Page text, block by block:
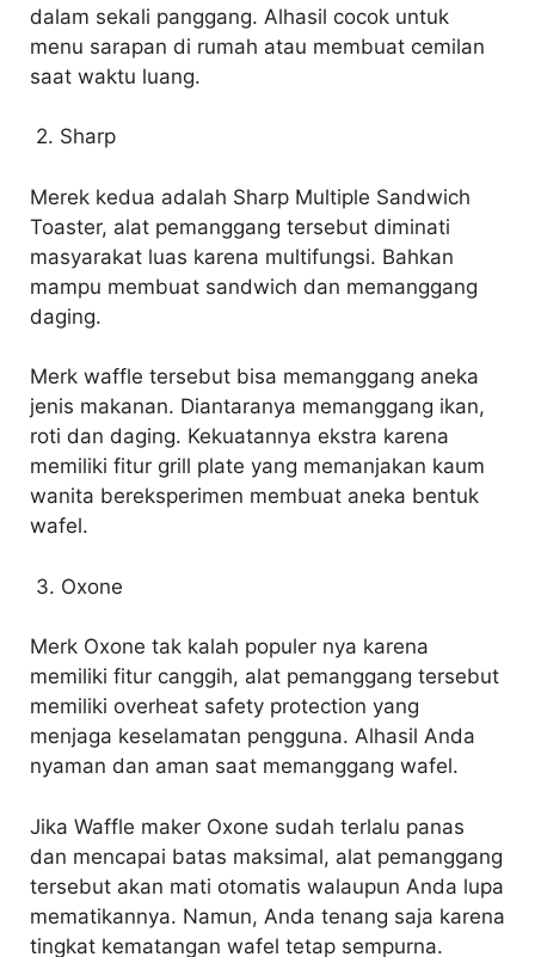
dalam sekali panggang. Alhasil cocok untuk
menu sarapan di rumah atau membuat cemilan
saat waktu luang.
2. Sharp
Merek kedua adalah Sharp Multiple Sandwich
Toaster, alat pemanggang tersebut diminati
masyarakat luas karena multifungsi. Bahkan
mampu membuat sandwich dan memanggang
daging.
Merk waffle tersebut bisa memanggang aneka
jenis makanan. Diantaranya memanggang ikan,
roti dan daging. Kekuatannya ekstra karena
memiliki fitur grill plate yang memanjakan kaum
wanita bereksperimen membuat aneka bentuk
wafel.
3. Oxone
Merk Oxone tak kalah populer nya karena
memiliki fitur canggih, alat pemanggang tersebut
memiliki overheat safety protection yang
menjaga keselamatan pengguna. Alhasil Anda
nyaman dan aman saat memanggang wafel.
Jika Waffle maker Oxone sudah terlalu panas
dan mencapai batas maksimal, alat pemanggang
tersebut akan mati otomatis walaupun Anda lupa
mematikannya. Namun, Anda tenang saja karena
tingkat kematangan wafel tetap sempurna.